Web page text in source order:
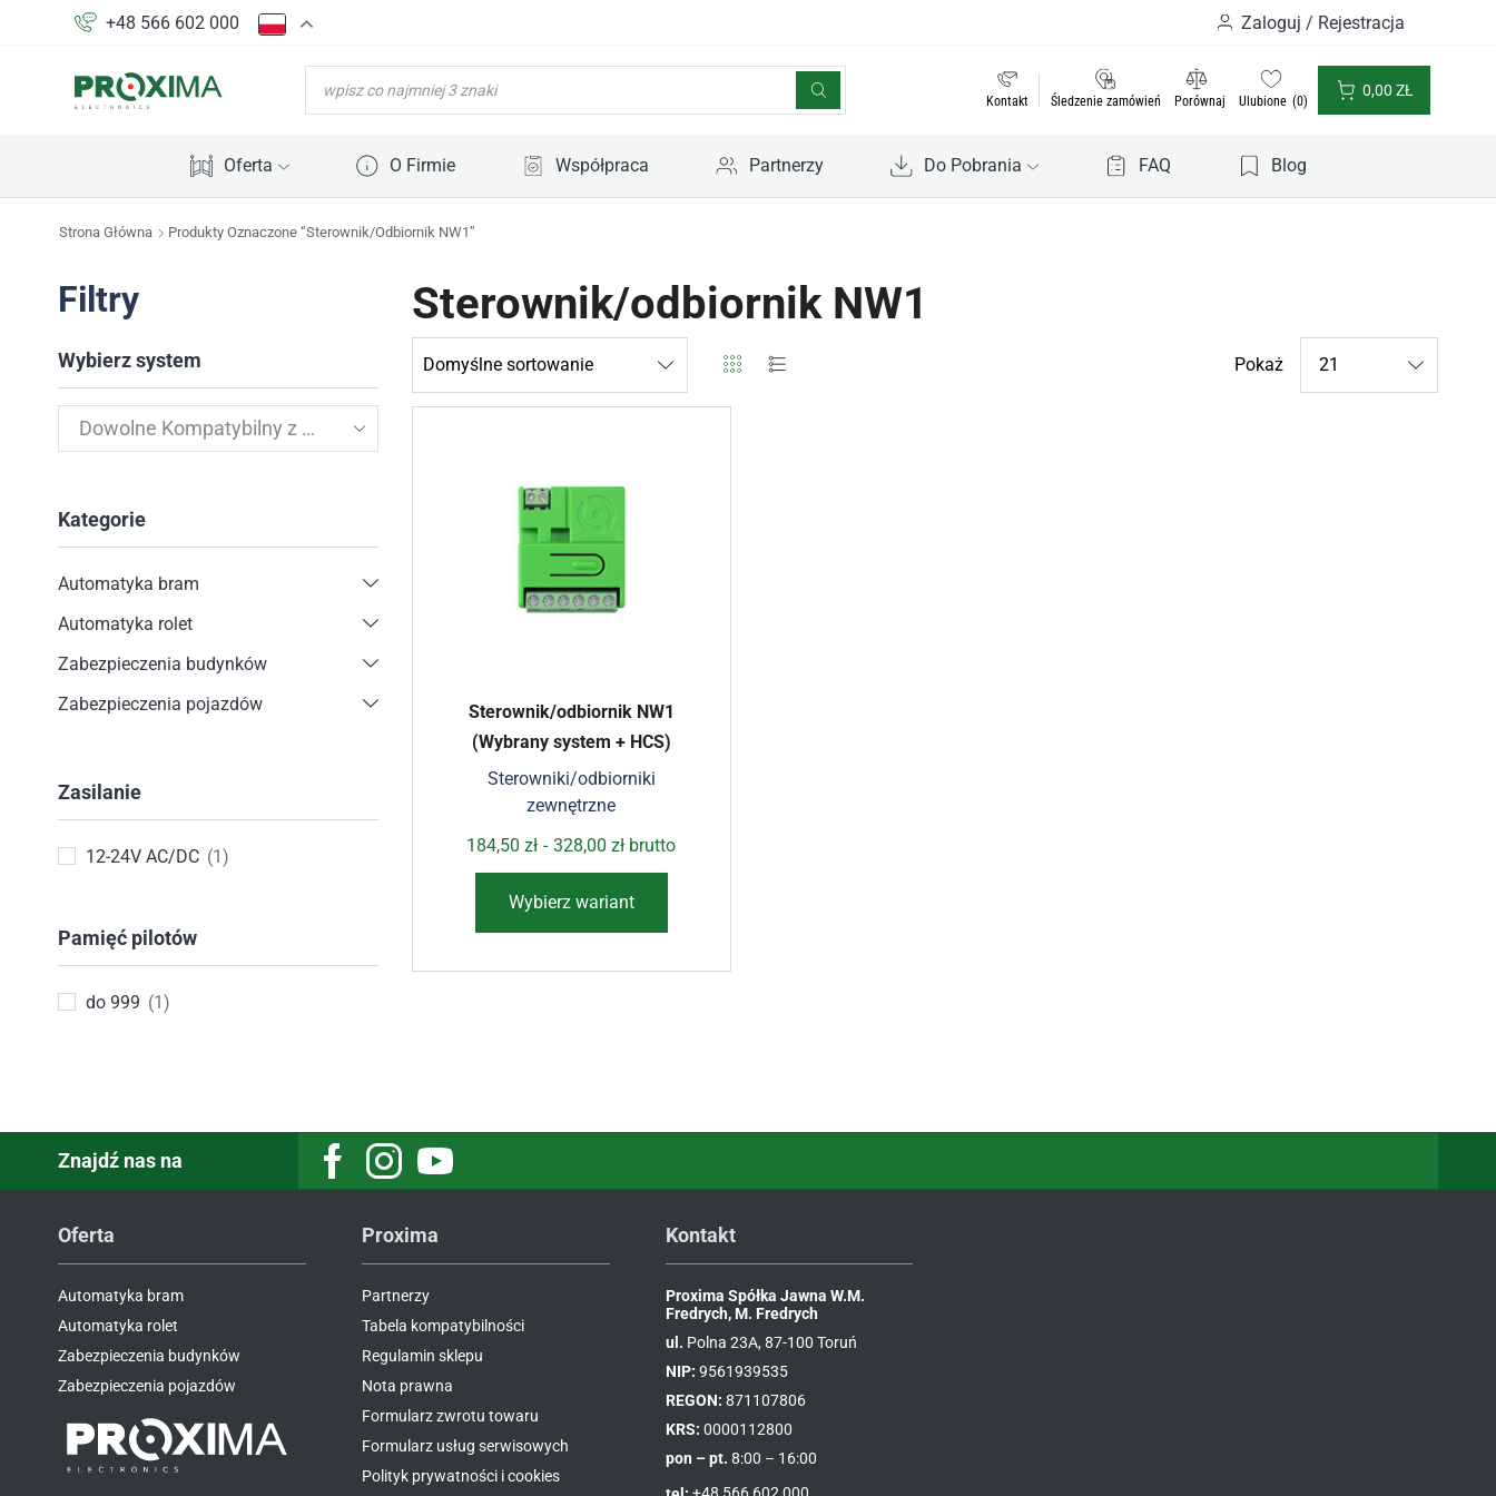
+48 566 602 000 Zaloguj / Rejestracja
WYSZUKIWARKA
PRODUKTÓW
Kontakt Śledzenie zamówień Porównaj Ulubione 0
0,00 ZŁ
Oferta O Firmie Współpraca Partnerzy Do Pobrania FAQ Blog
Strona Główna Produkty Oznaczone “Sterownik/odbiornik NW1”
Sterownik/odbiornik NW1
Pokaż
Products
Sterowniki/odbiorniki
zewnętrzne
Sterownik/odbiornik NW1
(Wybrany system + HCS)
184,50zł - 328,00zł brutto
Wybierz wariant
Filtry
Wybierz system
Kategorie
Automatyka bram
Automatyka rolet
Zabezpieczenia budynków
Zabezpieczenia pojazdów
Zasilanie
12-24V AC/DC (1)
Pamięć pilotów
do 999 (1)
Znajdź nas na FacebookInstagramYoutube
Oferta
Automatyka bram
Automatyka rolet
Zabezpieczenia budynków
Zabezpieczenia pojazdów
Proxima
Partnerzy
Tabela kompatybilności
Regulamin sklepu
Nota prawna
Formularz zwrotu towaru
Formularz usług serwisowych
Polityk prywatności i cookies
Kontakt
Proxima Spółka Jawna W.M.
Fredrych, M. Fredrych
ul. Polna 23A, 87-100 Toruń
NIP: 9561939535
REGON: 871107806
KRS: 0000112800
pon – pt. 8:00 – 16:00